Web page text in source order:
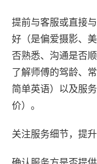
提前与客服或直接
好（是偏爱摄影、
否熟悉、沟通是否顺
了解师傅的驾龄、
简单英语）以及服
价）。
关注服务细节，提升